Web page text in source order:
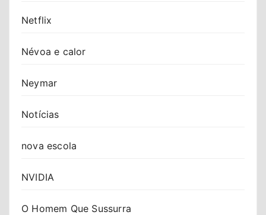
Netflix
Névoa e calor
Neymar
Notícias
nova escola
NVIDIA
O Homem Que Sussurra